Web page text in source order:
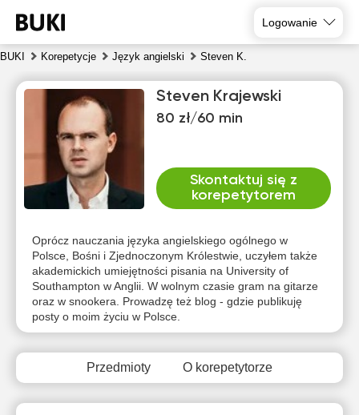
Logowanie
BUKI Korepetycje Język angielski Steven K.
Steven Krajewski
80 zł/60 min
Skontaktuj się z
korepetytorem
Oprócz nauczania języka angielskiego ogólnego w
Polsce, Bośni i Zjednoczonym Królestwie, uczyłem także
akademickich umiejętności pisania na University of
Southampton w Anglii. W wolnym czasie gram na gitarze
oraz w snookera. Prowadzę też blog - gdzie publikuję
posty o moim życiu w Polsce.
Przedmioty O korepetytorze
7
8
9
10
11
19:00 10:00
10:30
11:30
12:00
10:00
10:30
11:30
12:00
Brak
dostępnych
terminów
Brak
dostępnych
terminów
Brak
dostępnych
terminów